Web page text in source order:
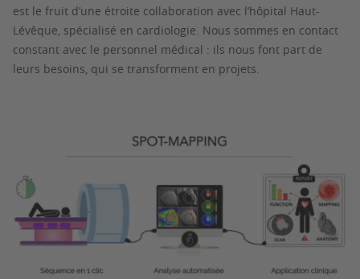
est le fruit d’une étroite collaboration avec l’hôpital Haut-
Lévêque, spécialisé en cardiologie. Nous sommes en contact
constant avec le personnel médical : ils nous font part de
leurs besoins, qui se transforment en projets.